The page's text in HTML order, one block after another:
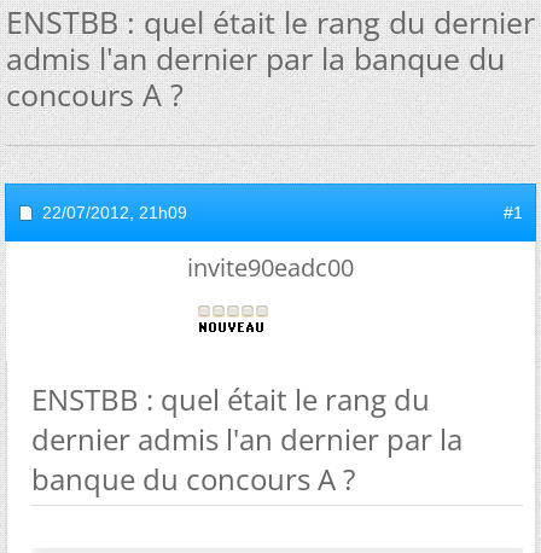
ENSTBB : quel était le rang du dernier
admis l'an dernier par la banque du
concours A ?
22/07/2012, 21h09 #1
invite90eadc00
ENSTBB : quel était le rang du
dernier admis l'an dernier par la
banque du concours A ?